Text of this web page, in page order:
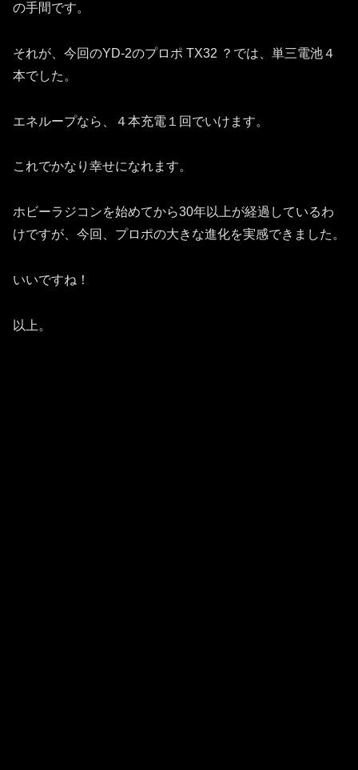
の手間です。
それが、今回のYD-2のプロポ TX32 ？では、単三電池４
本でした。
エネループなら、４本充電１回でいけます。
これでかなり幸せになれます。
ホビーラジコンを始めてから30年以上が経過しているわ
けですが、今回、プロポの大きな進化を実感できました。
いいですね！
以上。